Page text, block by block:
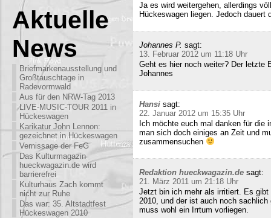
Aktuelle
News
Briefmarkenausstellung und
Großtauschtage in
Radevormwald
Aus für den NRW-Tag 2013
LIVE-MUSIC-TOUR 2011 in
Hückeswagen
Karikatur John Lennon:
gezeichnet in Hückeswagen
Vernissage der FeG
Das Kulturmagazin
hueckwagazin.de wird
barrierefrei
Kulturhaus Zach kommt
nicht zur Ruhe
Das war: 35. Altstadtfest
Hückeswagen 2010
Ja es wird weitergehen, allerdings
Hückeswagen liegen. Jedoch
Johannes P. sagt:
13. Februar 2012 um 11:18 Uhr
Geht es hier noch weiter? Der letzte
Johannes
Hansi sagt:
22. Januar 2012 um 15:35 Uhr
Ich möchte euch mal danken für die
man sich doch einiges an Zeit und
zusammensuchen
Redaktion hueckwagazin.de sagt:
21. März 2011 um 21:18 Uhr
Jetzt bin ich mehr als irritiert. Es gibt
2010, und der ist auch noch
muss wohl ein Irrtum vorliegen.